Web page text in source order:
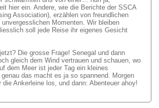
hier ein. Andere, wie die Berichte der SSCA
Association), erzählen von freundlichen
unvergesslichen Momenten. Wir bleiben
soll jede Reise ihr eigenes Gesicht
Die grosse Frage! Senegal und dann
gleich dem Wind vertrauen und schauen, wo
dem Meer ist jeder Tag ein kleines
das macht es ja so spannend. Morgen
die Ankerleine los, und dann: Abenteuer ahoy!